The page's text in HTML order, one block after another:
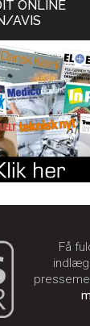
ONLINE
AVIS
Få